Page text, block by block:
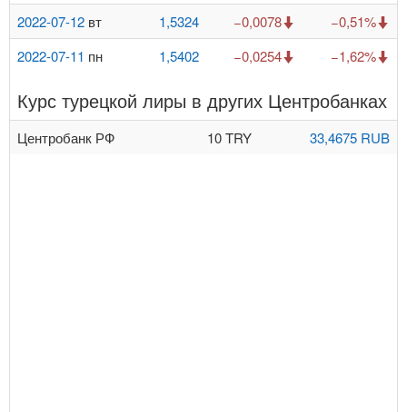
2022-07-12 вт 1,5324 −0,0078
−0,51%
2022-07-11 пн 1,5402 −0,0254 −1,62%
Курс турецкой лиры в других Центробанках
Центробанк РФ 10 TRY 33,4675 RUB